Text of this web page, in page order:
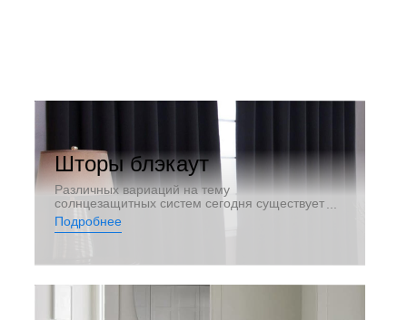
Шторы блэкаут
Различных вариаций на тему
солнцезащитных систем сегодня существует
довольно много. Разные материалы, разные
конструкции, функционал, стоимость, мы
Подробнее